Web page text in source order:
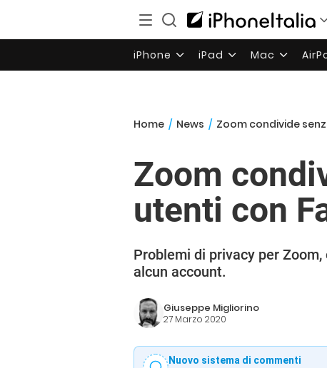
iPhone iPad Mac
Home / News / Zoom condivide
Zoom
utenti con
Problemi di privacy per
alcun account.
Giuseppe Migliorino
27 Marzo 2020
Nuovo sistema di commenti